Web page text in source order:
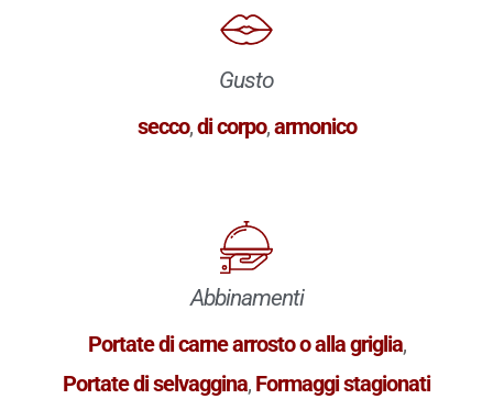
Gusto
secco,di corpo,armonico
Abbinamenti
Portate di carne arrosto o alla griglia,
Portate di selvaggina, Formaggi stagionati